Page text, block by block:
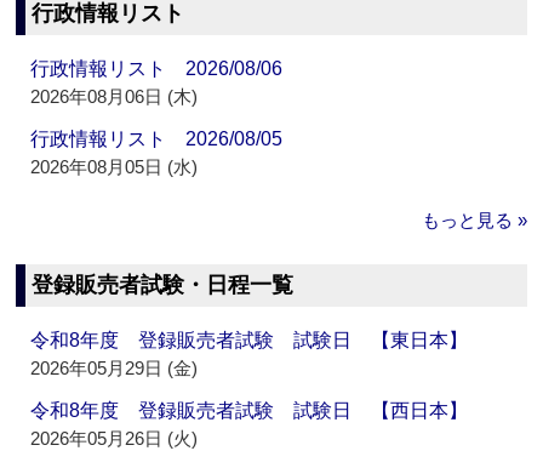
行政情報リスト
行政情報リスト 2026/08/06
2026年08月06日 (木)
行政情報リスト 2026/08/05
2026年08月05日 (水)
もっと見る »
登録販売者試験・日程一覧
令和8年度 登録販売者試験 試験日 【東日本】
2026年05月29日 (金)
令和8年度 登録販売者試験 試験日 【西日本】
2026年05月26日 (火)